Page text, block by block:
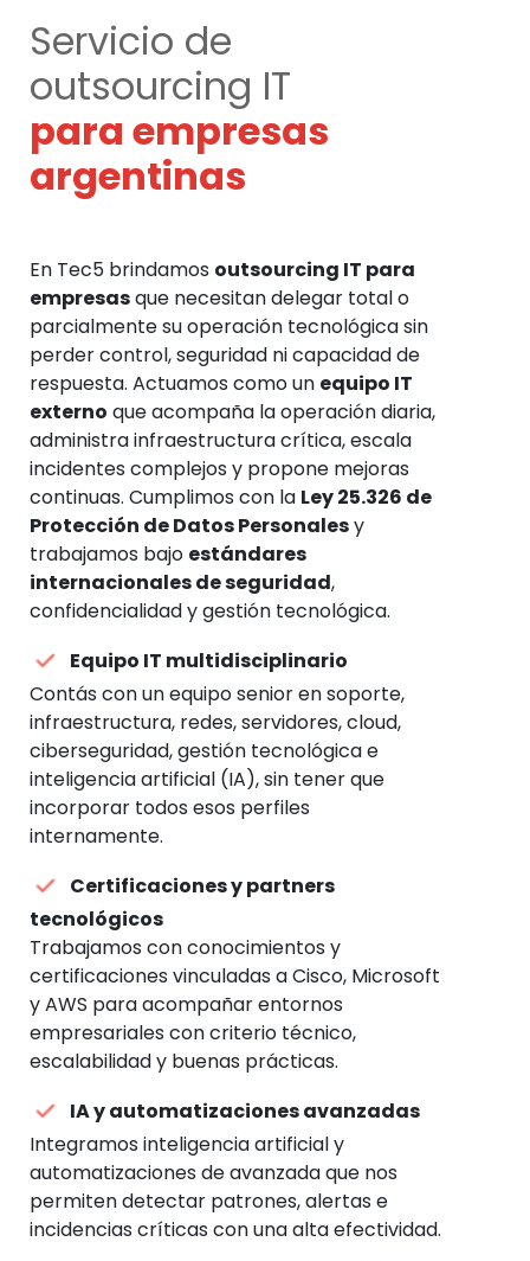
Servicio de
outsourcing IT
para empresas
argentinas
En Tec5 brindamos outsourcing IT para
empresasque necesitan delegar total o
parcialmente su operación tecnológica sin
perder control, seguridad ni capacidad de
respuesta. Actuamos como un equipo IT
externo que acompaña la operación diaria,
administra infraestructura crítica, escala
incidentes complejos y propone mejoras
continuas. Cumplimos con la Ley 25.326 de
Protección de Datos Personalesy
trabajamos bajo estándares
internacionales de seguridad,
confidencialidad y gestión tecnológica.
Equipo IT multidisciplinario
Contás con un equipo senior en soporte,
infraestructura, redes, servidores, cloud,
ciberseguridad, gestión tecnológica e
inteligencia artificial (IA), sin tener que
incorporar todos esos perfiles
internamente.
Certificaciones y partners
tecnológicos
Trabajamos con conocimientos y
certificaciones vinculadas a Cisco, Microsoft
y AWS para acompañar entornos
empresariales con criterio técnico,
escalabilidad y buenas prácticas.
IA y automatizaciones avanzadas
Integramos inteligencia artificial y
automatizaciones de avanzada que nos
permiten detectar patrones, alertas e
incidencias críticas con una alta efectividad.